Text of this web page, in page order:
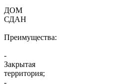
ДОМ
СДАН
Преимущества:
-
Закрытая
территория;
-